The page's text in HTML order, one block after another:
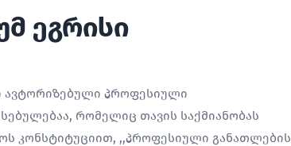
ეგრისი
ავტორიზებული პროფესიული
რომელიც თავის საქმიანობას
კონსტიტუციით, ,,პროფესიული განათლების